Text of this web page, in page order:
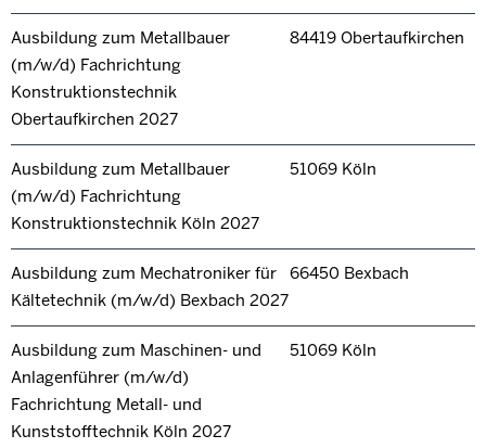
Ausbildung zum Metallbauer
(m/w/d) Fachrichtung
Konstruktionstechnik
Obertaufkirchen 2027
84419 Obertaufkirchen
Ausbildung zum Metallbauer
(m/w/d) Fachrichtung
Konstruktionstechnik Köln 2027
51069 Köln
Ausbildung zum Mechatroniker für
Kältetechnik (m/w/d) Bexbach 2027
66450 Bexbach
Ausbildung zum Maschinen- und
Anlagenführer (m/w/d)
Fachrichtung Metall- und
Kunststofftechnik Köln 2027
51069 Köln